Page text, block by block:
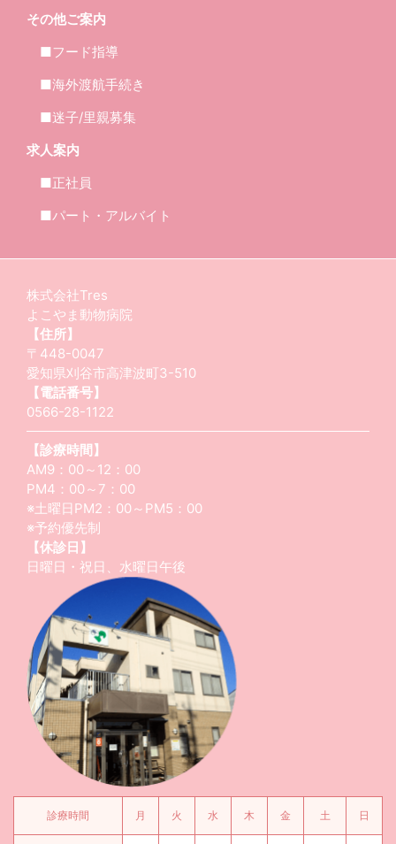
その他ご案内
■フード指導
■海外渡航手続き
■迷子/里親募集
求人案内
■正社員
■パート・アルバイト
株式会社Tres
よこやま動物病院
【住所】
〒448-0047
愛知県刈谷市高津波町3-510
【電話番号】
0566-28-1122
【診療時間】
AM9：00～12：00
PM4：00～7：00
※土曜日PM2：00～PM5：00
※予約優先制
【休診日】
日曜日・祝日、水曜日午後
診療時間 月 火 水 木 金 土 日